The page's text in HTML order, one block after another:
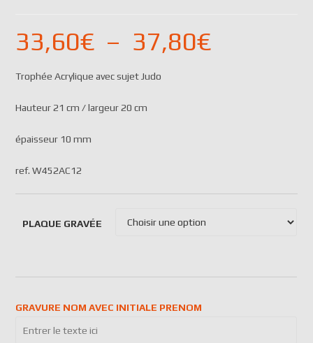
33,60€ – 37,80€
Trophée Acrylique avec sujet Judo
Hauteur 21 cm / largeur 20 cm
épaisseur 10 mm
ref. W452AC12
PLAQUE GRAVÉE
GRAVURE NOM AVEC INITIALE PRENOM